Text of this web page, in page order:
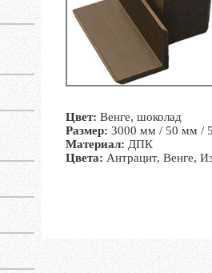
Цвет: Венге, шоколад
Размер: 3000 мм / 50 мм /
Материал: ДПК
Цвета: Антрацит, Венге,